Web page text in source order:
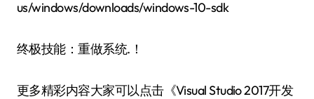
us/windows/downloads/windows-10-sdk
终极技能：重做系统.！
更多精彩内容大家可以点击《Visual Studio 2017开发